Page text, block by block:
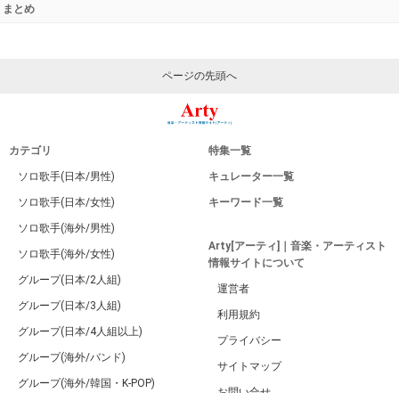
まとめ
ページの先頭へ
カテゴリ
ソロ歌手(日本/男性)
ソロ歌手(日本/女性)
ソロ歌手(海外/男性)
ソロ歌手(海外/女性)
グループ(日本/2人組)
グループ(日本/3人組)
グループ(日本/4人組以上)
グループ(海外/バンド)
グループ(海外/韓国・K-POP)
特集一覧
キュレーター一覧
キーワード一覧
Arty[アーティ]｜音楽・アーティスト
情報サイトについて
運営者
利用規約
プライバシー
サイトマップ